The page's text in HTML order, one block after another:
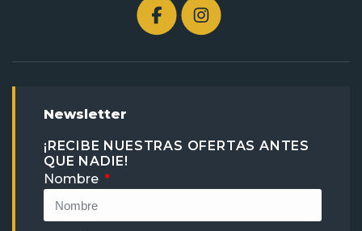
Newsletter
¡RECIBE NUESTRAS OFERTAS ANTES
QUE NADIE!
Nombre